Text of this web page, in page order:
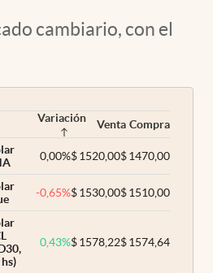
cambiario, con el
Variación Venta Compra
0,00%$1520,00$1470,00
-0,65%$1530,00$1510,00
0,43%$1578,22$1574,64